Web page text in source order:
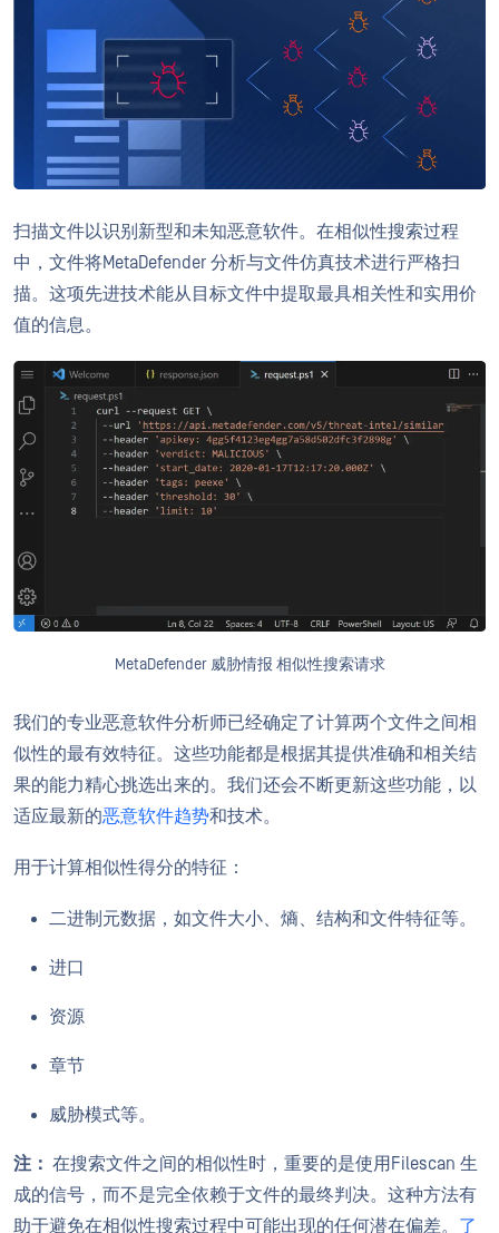
扫描文件以识别新型和未知恶意软件。在相似性搜索过程
中，文件将MetaDefender 分析与文件仿真技术进行严格扫
描。这项先进技术能从目标文件中提取最具相关性和实用价
值的信息。
MetaDefender 威胁情报 相似性搜索请求
我们的专业恶意软件分析师已经确定了计算两个文件之间相
似性的最有效特征。这些功能都是根据其提供准确和相关结
果的能力精心挑选出来的。我们还会不断更新这些功能，以
适应最新的恶意软件趋势和技术。
用于计算相似性得分的特征：
二进制元数据，如文件大小、熵、结构和文件特征等。
进口
资源
章节
威胁模式等。
注： 在搜索文件之间的相似性时，重要的是使用Filescan 生
成的信号，而不是完全依赖于文件的最终判决。这种方法有
助于避免在相似性搜索过程中可能出现的任何潜在偏差。 了